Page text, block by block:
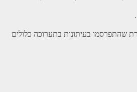
שהתפרסמו בעיתונות בתערוכה כלולים